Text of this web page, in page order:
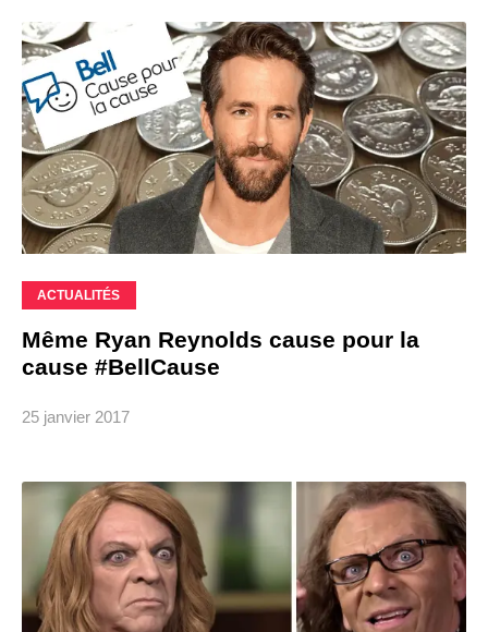
ACTUALITÉS
Même Ryan Reynolds cause pour la
cause #BellCause
25 janvier 2017